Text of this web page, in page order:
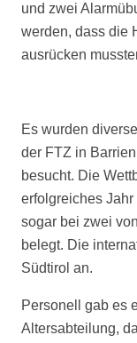
und zwei
werden, dass die
ausrücken
Es wurden
der FTZ in
besucht. Die
erfolgreiches
sogar bei zwei
belegt. Die
Südtirol an.
Personell gab es
Altersabteilung,